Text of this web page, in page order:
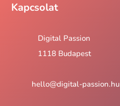
Kapcsolat
Digital Passion
1118 Budapest
hello@digital-passion.hu